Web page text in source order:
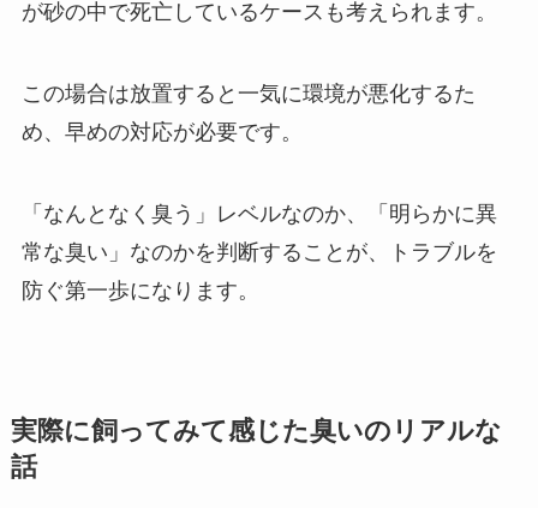
が砂の中で死亡しているケースも考えられます。
この場合は放置すると一気に環境が悪化するた
め、早めの対応が必要です。
「なんとなく臭う」レベルなのか、「明らかに異
常な臭い」なのかを判断することが、トラブルを
防ぐ第一歩になります。
実際に飼ってみて感じた臭いのリアルな
話